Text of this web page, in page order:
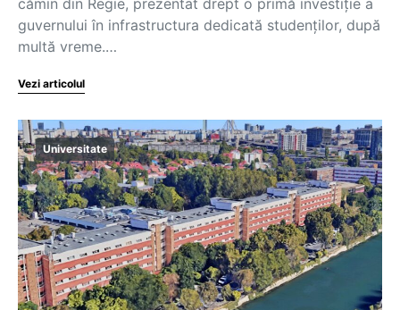
cămin din Regie, prezentat drept o primă investiție a
guvernului în infrastructura dedicată studenților, după
multă vreme.…
Vezi articolul
Universitate